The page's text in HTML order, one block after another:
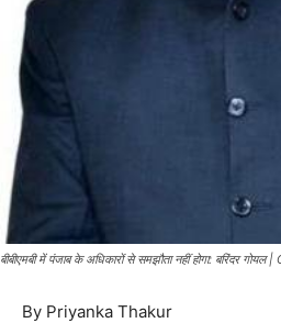
बीबीएमबी में पंजाब के अधिकारों से समझौता नहीं होगा: बरिंदर गोयल |
By Priyanka Thakur